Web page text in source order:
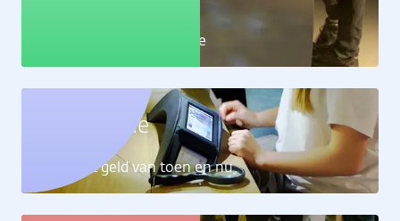
Leer alles over de economie
Geldcollectie
Ontdek het geld van toen en nu